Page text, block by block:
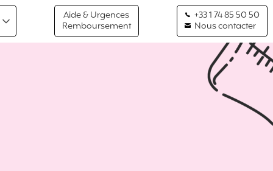
Aide & Urgences
Remboursement
+33 1 74 85 50 50
Nous contacter